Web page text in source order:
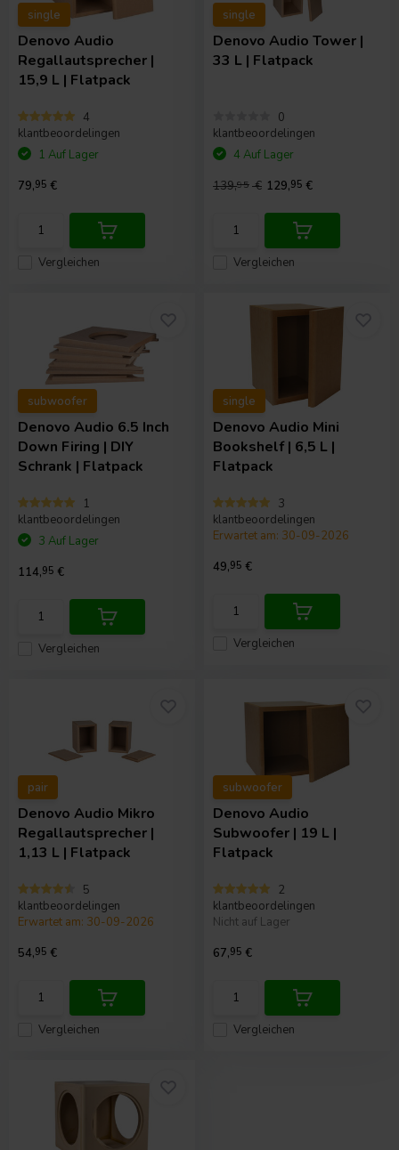
single
Denovo Audio
Regallautsprecher |
15,9 L | Flatpack
4
klantbeoordelingen
Vergleichen
1 Auf Lager
79,95 €
single
Denovo Audio Tower |
33 L | Flatpack
0
klantbeoordelingen
Vergleichen
4 Auf Lager
139,95 € 129,95 €
subwoofer
Denovo Audio 6.5 Inch
Down Firing | DIY
Schrank | Flatpack
1
klantbeoordelingen
Vergleichen
3 Auf Lager
114,95 €
single
Denovo Audio Mini
Bookshelf | 6,5 L |
Flatpack
3
klantbeoordelingen
Vergleichen
Erwartet am: 30-09-2026
49,95 €
pair
Denovo Audio Mikro
Regallautsprecher |
1,13 L | Flatpack
5
klantbeoordelingen
Vergleichen
Erwartet am: 30-09-2026
54,95 €
subwoofer
Denovo Audio
Subwoofer | 19 L |
Flatpack
2
klantbeoordelingen
Vergleichen
Nicht auf Lager
67,95 €